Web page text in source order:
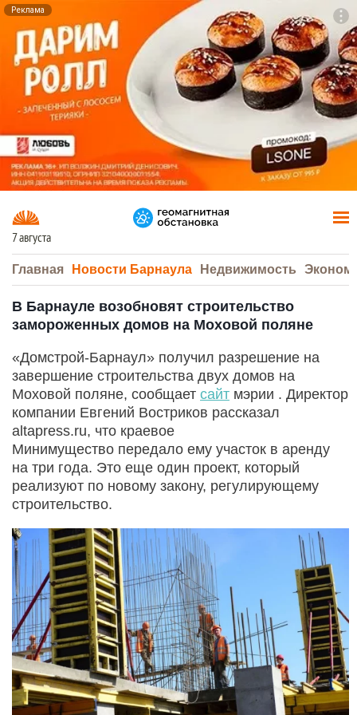
Реклама
7 августа
Главная Новости Барнаула Недвижимость
В Барнауле возобновят строительство
замороженных домов на Моховой поляне
«Домстрой-Барнаул» получил разрешение на
завершение строительства двух домов на
Моховой поляне, сообщает сайт мэрии . Директор
компании Евгений Востриков рассказал
altapress.ru, что краевое
Минимущество передало ему участок в аренду
на три года. Это еще один проект, который
реализуют по новому закону, регулирующему
строительство.